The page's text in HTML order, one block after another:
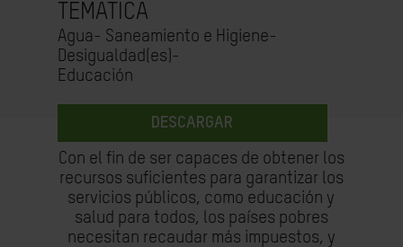
TEMÁTICA
Agua- Saneamiento e Higiene-
Desigualdad(es)-
Educación
DESCARGAR
Con el fin de ser capaces de obtener los
recursos suficientes para garantizar los
servicios públicos, como educación y
salud para todos, los países pobres
necesitan recaudar más impuestos, y